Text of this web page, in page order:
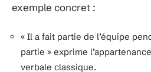
exemple concret :
« Il a fait partie de l’équipe
partie » exprime
verbale classique.